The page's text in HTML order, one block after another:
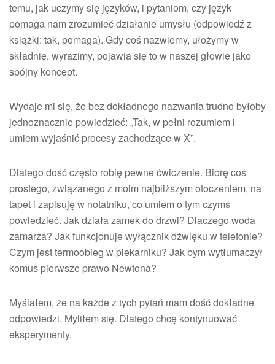
temu, jak uczymy się języków, i pytaniom, czy język
pomaga nam zrozumieć działanie umysłu (odpowiedź z
książki: tak, pomaga). Gdy coś nazwiemy, ułożymy w
składnię, wyrazimy, pojawia się to w naszej głowie jako
spójny koncept.
Wydaje mi się, że bez dokładnego nazwania trudno byłoby
jednoznacznie powiedzieć: „Tak, w pełni rozumiem i
umiem wyjaśnić procesy zachodzące w X”.
Dlatego dość często robię pewne ćwiczenie. Biorę coś
prostego, związanego z moim najbliższym otoczeniem, na
tapet i zapisuję w notatniku, co umiem o tym czymś
powiedzieć. Jak działa zamek do drzwi? Dlaczego woda
zamarza? Jak funkcjonuje wyłącznik dźwięku w telefonie?
Czym jest termoobieg w piekarniku? Jak bym wytłumaczył
komuś pierwsze prawo Newtona?
Myślałem, że na każde z tych pytań mam dość dokładne
odpowiedzi. Myliłem się. Dlatego chcę kontynuować
eksperymenty.